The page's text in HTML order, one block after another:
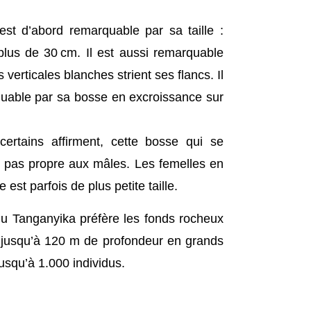
d’abord remarquable par sa taille :
de 30 cm. Il est aussi remarquable
verticales blanches strient ses flancs. Il
par sa bosse en excroissance sur
affirment, cette bosse qui se
pas propre aux mâles. Les femelles en
est parfois de plus petite taille.
Tanganyika préfère les fonds rocheux
120 m de profondeur en grands
1.000 individus.